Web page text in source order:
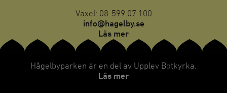
Växel: 08-599 07 100
info@hagelby.se
Läs mer
Hågelbyparken är en del av Upplev Botkyrka.
Läs mer